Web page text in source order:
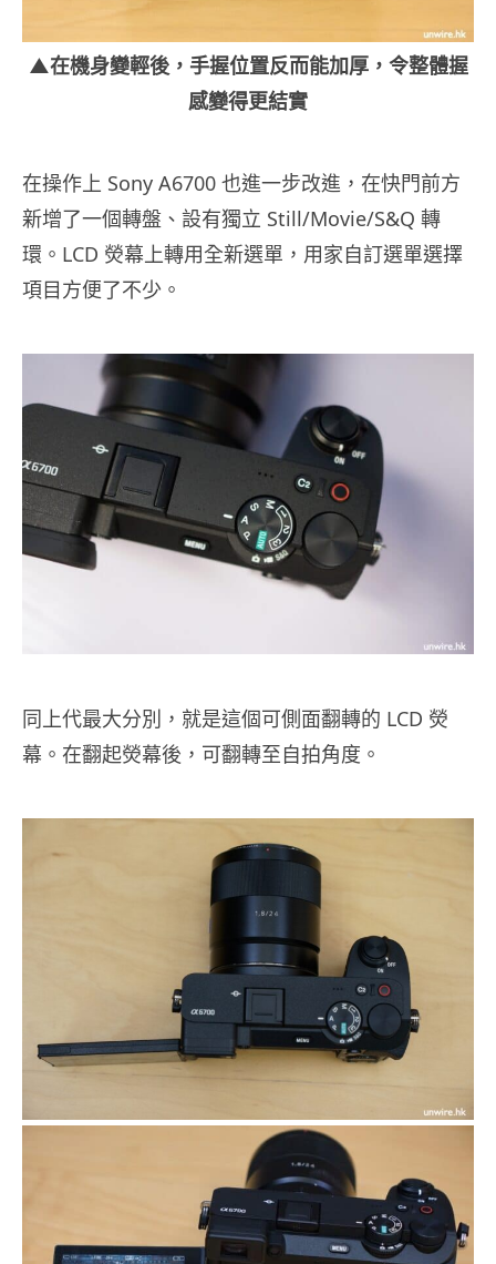
▲在機身變輕後，手握位置反而能加厚，令整體握
感變得更結實
在操作上 Sony A6700 也進一步改進，在快門前方
新增了一個轉盤、設有獨立 Still/Movie/S&Q 轉
環。LCD 熒幕上轉用全新選單，用家自訂選單選擇
項目方便了不少。
同上代最大分別，就是這個可側面翻轉的 LCD 熒
幕。在翻起熒幕後，可翻轉至自拍角度。